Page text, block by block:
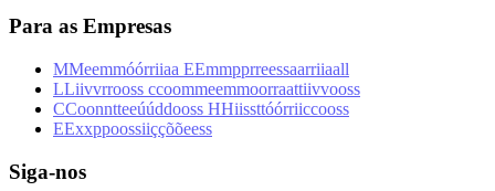
Para as Empresas
MMeemmóórriiaa EEmmpprreessaarriiaall
LLiivvrrooss ccoommeemmoorraattiivvooss
CCoonntteeúúddooss HHiissttóórriiccooss
EExxppoossiiççõõeess
Siga-nos